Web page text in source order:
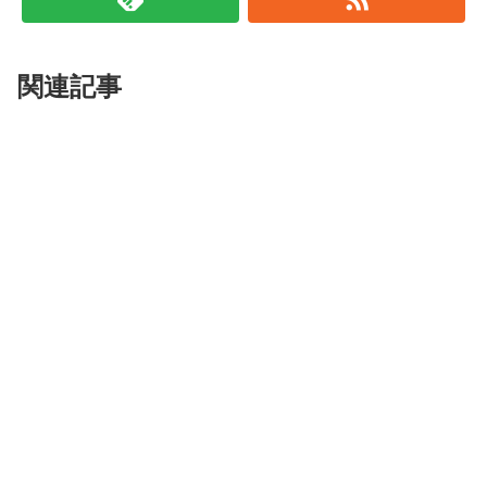
関連記事